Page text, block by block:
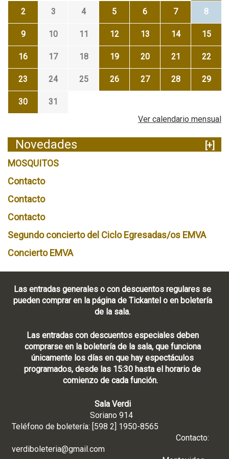
2 3 4 5 6 7 8
9 10 11 12 13 14 15
16 17 18 19 20 21 22
23 24 25 26 27 28 29
30
31
Ver calendario mensual
Novedades
[+]
MOSQUITOS
Contacto
Contacto
Contacto
Segundo concierto del Ciclo Egresadas/os EMVA
Concierto EMVA
Las entradas generales o con descuentos regulares se
pueden comprar en la página de Tickantel o en boletería
de la sala.
Las entradas con descuentos especiales deben
comprarse en la boletería de la sala, que funciona
únicamente los días en que hay espectáculos
programados, desde las 15:30 hasta el horario de
comienzo de cada función.
Sala Verdi
Soriano 914
Teléfono de boletería: [598 2] 1950-8565
Contacto:
verdiboleteria@gmail.com